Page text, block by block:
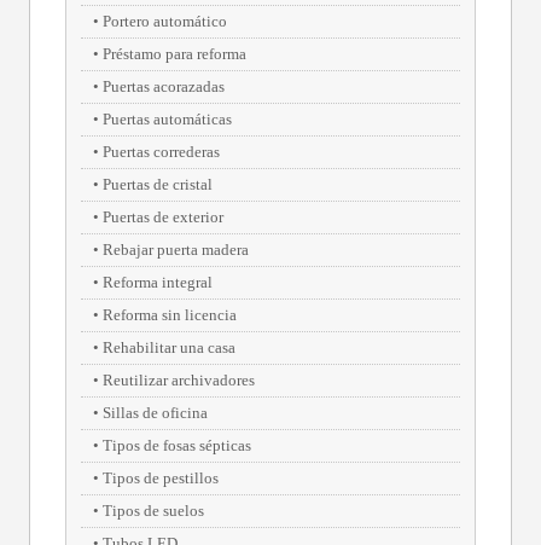
Portero automático
Préstamo para reforma
Puertas acorazadas
Puertas automáticas
Puertas correderas
Puertas de cristal
Puertas de exterior
Rebajar puerta madera
Reforma integral
Reforma sin licencia
Rehabilitar una casa
Reutilizar archivadores
Sillas de oficina
Tipos de fosas sépticas
Tipos de pestillos
Tipos de suelos